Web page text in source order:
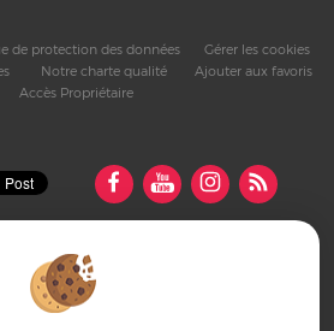
de protection des données
Gérer les cookies
Notre charte qualité
Ajouter aux favoris
Accès Propriétaire